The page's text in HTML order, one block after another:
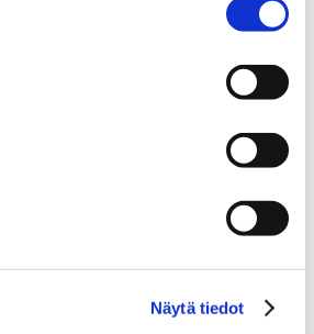
Näytä tiedot
Tampere AI -